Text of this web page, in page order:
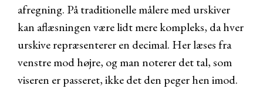
afregning. På traditionelle målere med urskiver
kan aflæsningen være lidt mere kompleks, da hver
urskive repræsenterer en decimal. Her læses fra
venstre mod højre, og man noterer det tal, som
viseren er passeret, ikke det den peger hen imod.